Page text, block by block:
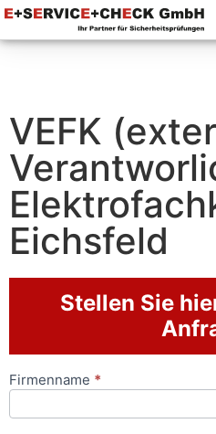
VEFK
Eichsfeld
Stellen Sie
Anfrageformular
Firmenname *